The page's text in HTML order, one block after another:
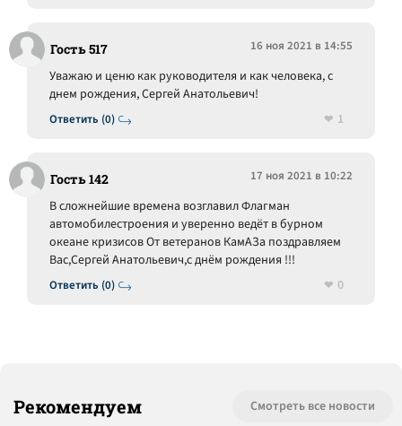
Гость 517 16 ноя 2021 в 14:55
Ответить (0)
Уважаю и ценю как руководителя и как человека, с
днем рождения, Сергей Анатольевич!
1
Гость 142 17 ноя 2021 в 10:22
Ответить (0)
В сложнейшие времена возглавил Флагман
автомобилестроения и уверенно ведёт в бурном
океане кризисов От ветеранов КамАЗа поздравляем
Вас,Сергей Анатольевич,с днём рождения !!!
0
Рекомендуем Смотреть все новости